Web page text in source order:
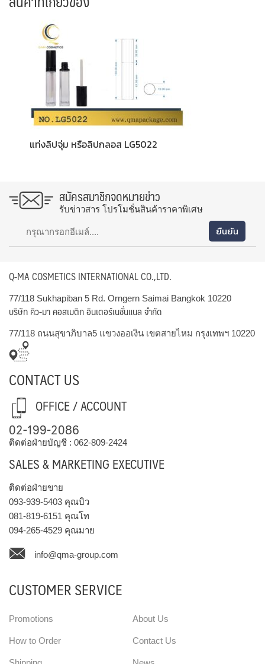
แท่งลิปจุ่ม หรือลิปกลอส LG5022
สมัครสมาชิกจดหมายข่าว
รับข่าวสาร โปรโมชั่นสินค้าราคาพิเศษ
Q-MA COSMETICS INTERNATIONAL CO.,LTD.
77/118 Sukhapiban 5 Rd. Orngern Saimai Bangkok 10220
บริษัท คิว-มา คอสเมติก อินเตอร์เนชั่นแนล จำกัด
77/118 ถนนสุขาภิบาล5 แขวงออเงิน เขตสายไหม กรุงเทพฯ 10220
CONTACT US
OFFICE / ACCOUNT
02-199-2086
ติดต่อฝ่ายบัญชี : 062-809-2424
SALES & MARKETING EXECUTIVE
ติดต่อฝ่ายขาย
093-939-5403 คุณบิว
081-819-6151 คุณโท
094-265-4529 คุณมาย
info@qma-group.com
CUSTOMER SERVICE
Promotions
How to Order
About Us
Contact Us